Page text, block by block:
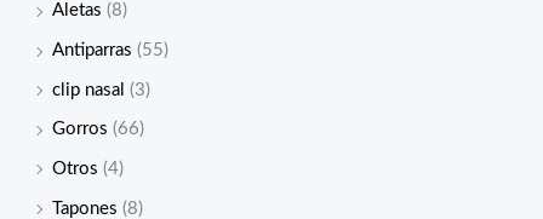
Aletas (8)
Antiparras (55)
clip nasal (3)
Gorros (66)
Otros (4)
Tapones (8)